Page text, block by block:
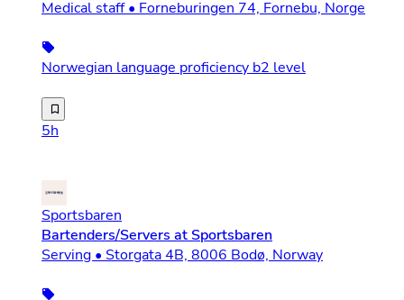
Medical staff • Forneburingen 74, Fornebu, Norge
Norwegian language proficiency b2 level
Velkommen til Norlandia Care – der du gjør en
5h
Sportsbaren
Bartenders/Servers at Sportsbaren
Serving • Storgata 4B, 8006 Bodø, Norway